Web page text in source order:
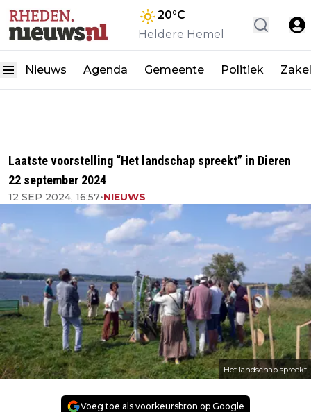
20°C
Heldere Hemel
Nieuws Agenda Gemeente Politiek
Laatste voorstelling “Het landschap spreekt” in Dieren
22 september 2024
12 SEP 2024, 16:57•NIEUWS
Het landschap spreekt
Voeg toe als voorkeursbron op Google